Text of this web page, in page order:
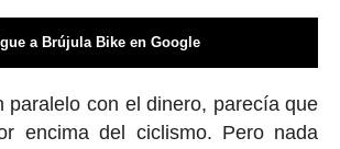
a Brújula Bike en Google
paralelo con el dinero, parecía que
encima del ciclismo. Pero nada